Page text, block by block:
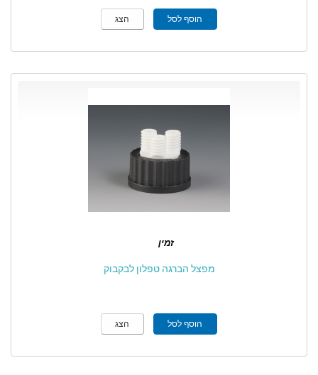
הוסף לסל הצג
זמין
מפצל הברגה טפלון לבקבוק
הוסף לסל הצג